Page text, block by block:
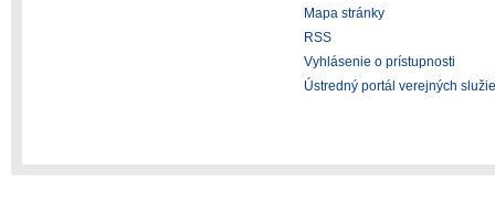
Mapa stránky
RSS
Vyhlásenie o prístupnosti
Ústredný portál verejných